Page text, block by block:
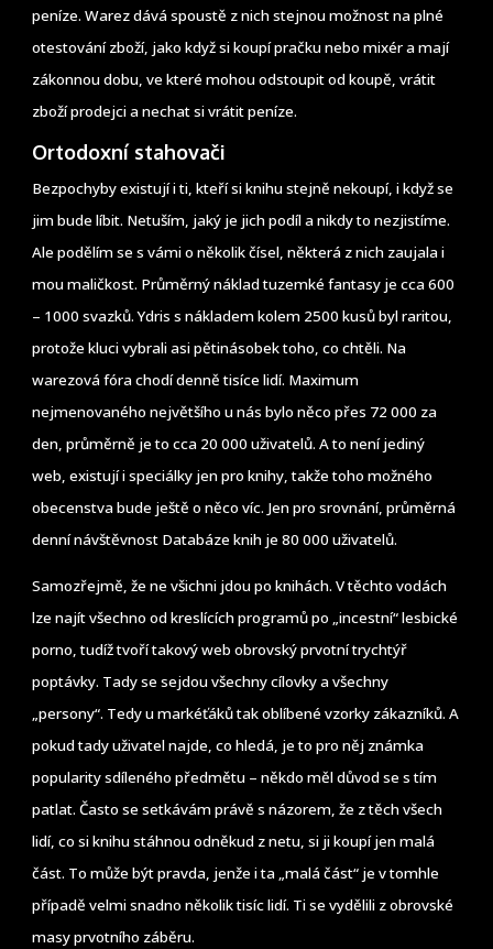
peníze. Warez dává spoustě z nich stejnou možnost na plné
otestování zboží, jako když si koupí pračku nebo mixér a mají
zákonnou dobu, ve které mohou odstoupit od koupě, vrátit
zboží prodejci a nechat si vrátit peníze.
Ortodoxní stahovači
Bezpochyby existují i ti, kteří si knihu stejně nekoupí, i když se
jim bude líbit. Netuším, jaký je jich podíl a nikdy to nezjistíme.
Ale podělím se s vámi o několik čísel, některá z nich zaujala i
mou maličkost. Průměrný náklad tuzemké fantasy je cca 600
– 1000 svazků. Ydris s nákladem kolem 2500 kusů byl raritou,
protože kluci vybrali asi pětinásobek toho, co chtěli. Na
warezová fóra chodí denně tisíce lidí. Maximum
nejmenovaného největšího u nás bylo něco přes 72 000 za
den, průměrně je to cca 20 000 uživatelů. A to není jediný
web, existují i speciálky jen pro knihy, takže toho možného
obecenstva bude ještě o něco víc. Jen pro srovnání, průměrná
denní návštěvnost Databáze knih je 80 000 uživatelů.
Samozřejmě, že ne všichni jdou po knihách. V těchto vodách
lze najít všechno od kreslících programů po „incestní“ lesbické
porno, tudíž tvoří takový web obrovský prvotní trychtýř
poptávky. Tady se sejdou všechny cílovky a všechny
„persony“. Tedy u markéťáků tak oblíbené vzorky zákazníků. A
pokud tady uživatel najde, co hledá, je to pro něj známka
popularity sdíleného předmětu – někdo měl důvod se s tím
patlat. Často se setkávám právě s názorem, že z těch všech
lidí, co si knihu stáhnou odněkud z netu, si ji koupí jen malá
část. To může být pravda, jenže i ta „malá část“ je v tomhle
případě velmi snadno několik tisíc lidí. Ti se vydělili z obrovské
masy prvotního záběru.